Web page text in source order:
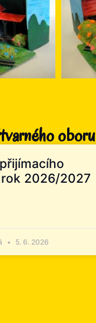
oboru
2026/2027
5. 6. 2026